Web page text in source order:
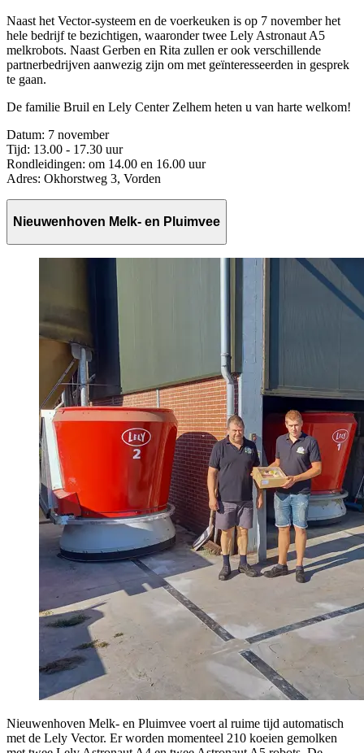
Naast het Vector-systeem en de voerkeuken is op 7 november het
hele bedrijf te bezichtigen, waaronder twee Lely Astronaut A5
melkrobots. Naast Gerben en Rita zullen er ook verschillende
partnerbedrijven aanwezig zijn om met geïnteresseerden in gesprek
te gaan.
De familie Bruil en Lely Center Zelhem heten u van harte welkom!
Datum: 7 november
Tijd: 13.00 - 17.30 uur
Rondleidingen: om 14.00 en 16.00 uur
Adres: Okhorstweg 3, Vorden
Nieuwenhoven Melk- en Pluimvee
Nieuwenhoven Melk- en Pluimvee voert al ruime tijd automatisch
met de Lely Vector. Er worden momenteel 210 koeien gemolken